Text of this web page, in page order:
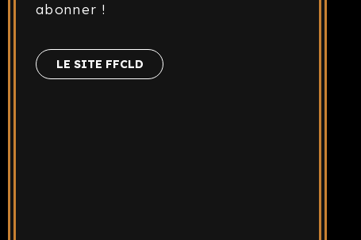
abonner !
LE SITE FFCLD